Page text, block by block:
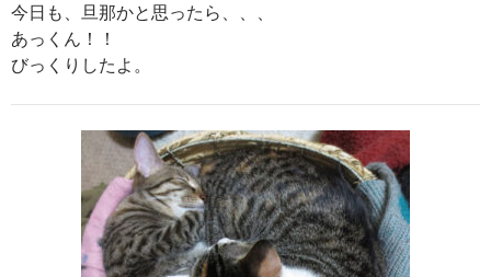
今日も、旦那かと思ったら、、、
あっくん！！
びっくりしたよ。